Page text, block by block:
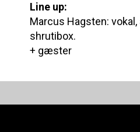
Line up:
Marcus Hagsten:
shrutibox.
+ gæster